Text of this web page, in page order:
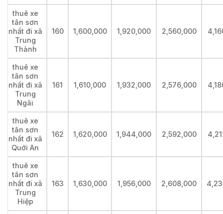
thuê xe
tân sơn
nhất đi xã
Trung
Thành
160 1,600,000 1,920,000 2,560,000
thuê xe
tân sơn
nhất đi xã
Trung
Ngãi
161 1,610,000 1,932,000 2,576,000
thuê xe
tân sơn
nhất đi xã
Quới An
162 1,620,000 1,944,000 2,592,000
thuê xe
tân sơn
nhất đi xã
Trung
Hiệp
163 1,630,000 1,956,000 2,608,000